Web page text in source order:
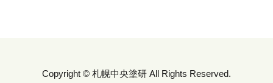
Copyright © 札幌中央塗研 All Rights Reserved.